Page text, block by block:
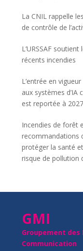
La CNIL rappelle
de contrôle de
L’URSSAF
récents incendies
L’entrée en
aux systèmes
est reportée à 2027
Incendies de forêt
recommandations
protéger la santé
risque de pollution
GMI
Groupement des
Communication